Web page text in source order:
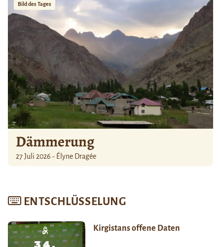
Bild des Tages
Dämmerung
27 Juli 2026 - Élyne Dragée
ENTSCHLÜSSELUNG
Kirgistans offene Daten